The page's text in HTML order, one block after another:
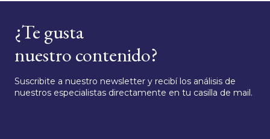
¿Te gusta
nuestro contenido?
Suscribite a nuestro newsletter y recibí los análisis de
nuestros especialistas directamente en tu casilla de mail.